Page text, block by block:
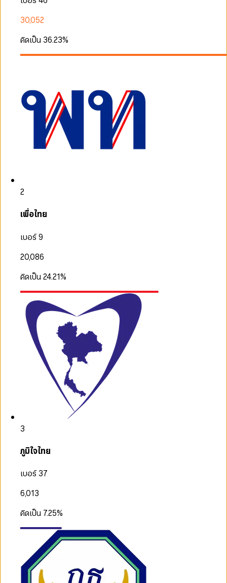
30,052
คิดเป็น 36.23%
2
เพื่อไทย
เบอร์ 9
20,086
คิดเป็น24.21%
3
ภูมิใจไทย
เบอร์ 37
6,013
คิดเป็น 7.25%